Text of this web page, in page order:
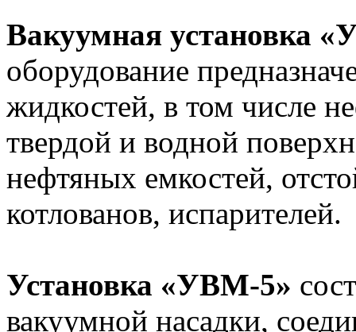
Вакуумная установка
оборудование
жидкостей, в том числе
твердой и водной
нефтяных емкостей,
котлованов, испарителей.
Установка «УВМ-5»
вакуумной насадки,